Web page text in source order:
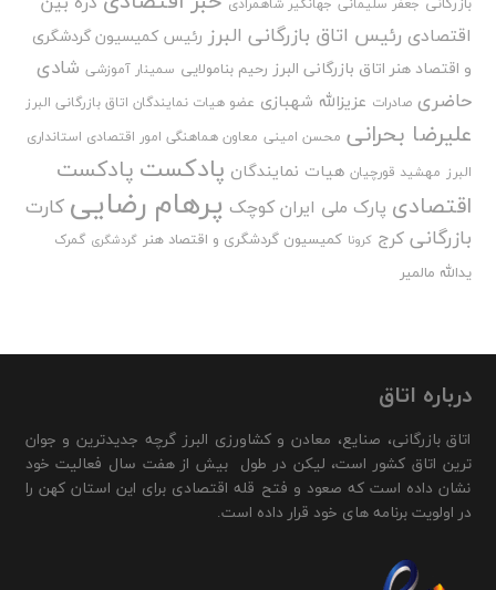
اقتصادی رئیس اتاق بازرگانی البرز رئیس کمیسیون گردشگری
و اقتصاد هنر اتاق بازرگانی البرز رحیم بنامولایی سمینار آموزشی شادی
حاضری صادرات عزیزالله شهبازی عضو هیات نمایندگان اتاق بازرگانی البرز
علیرضا بحرانی محسن امینی معاون هماهنگی امور اقتصادی استانداری
البرز مهشید قورچیان هیات نمایندگان پادکست پادکست
اقتصادی پارک ملی ایران کوچک پرهام رضایی کارت
بازرگانی کرج کرونا کمیسیون گردشگری و اقتصاد هنر گردشگری گمرک
یدالله مالمیر
درباره اتاق
اتاق بازرگانی، صنایع، معادن و کشاورزی البرز گرچه جدیدترین و جوان
ترین اتاق کشور است، لیکن در طول بیش از هفت سال فعالیت خود
نشان داده است که صعود و فتح قله اقتصادی برای این استان کهن را
در اولویت برنامه های خود قرار داده است.